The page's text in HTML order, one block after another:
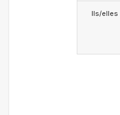
Ils/elles